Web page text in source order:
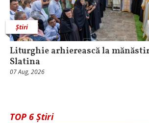
Știri
Liturghie arhierească la
Slatina
07 Aug, 2026
TOP 6 Știri